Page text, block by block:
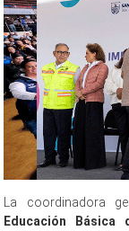
La coordinadora
Educación Básica